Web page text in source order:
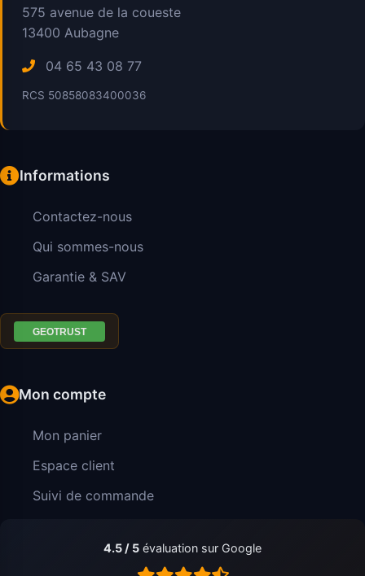
575 avenue de la coueste
13400 Aubagne
04 65 43 08 77
RCS 50858083400036
Informations
Contactez-nous
Qui sommes-nous
Garantie & SAV
Mon compte
Mon panier
Espace client
Suivi de commande
4.5 / 5 évaluation sur Google